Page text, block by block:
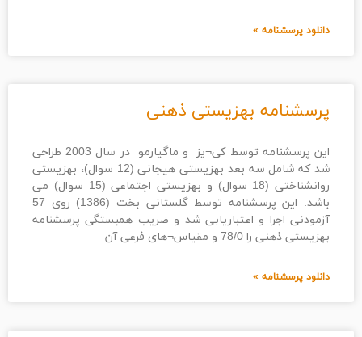
دانلود پرسشنامه »
پرسشنامه بهزیستی ذهنی
این پرسشنامه توسط کی¬یز و ماگیارمو در سال 2003 طراحی
شد که شامل سه بعد بهزیستی هیجانی (12 سوال)، بهزیستی
روانشناختی (18 سوال) و بهزیستی اجتماعی (15 سوال) می
باشد. این پرسشنامه توسط گلستانی بخت (1386) روی 57
آزمودنی اجرا و اعتباریابی شد و ضریب همبستگی پرسشنامه
بهزیستی ذهنی را 78/0 و مقیاس¬های فرعی آن
دانلود پرسشنامه »